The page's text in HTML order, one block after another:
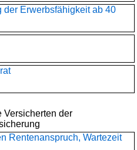
der Erwerbsfähigkeit ab 40
Versicherten der
Rentenanspruch, Wartezeit